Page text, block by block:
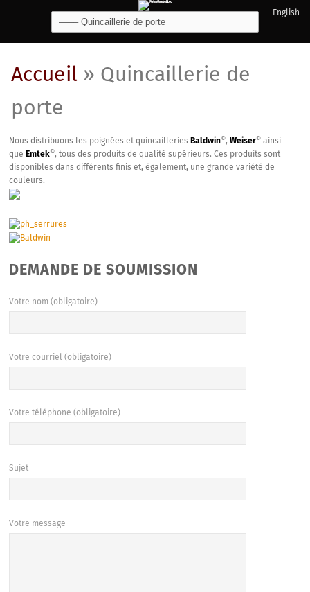
English
Accueil » Quincaillerie de
porte
Nous distribuons les poignées et quincailleries Baldwin©,Weiser© ainsi
que Emtek©, tous des produits de qualité supérieurs. Ces produits sont
disponibles dans différents finis et, également, une grande variété de
couleurs.
DEMANDE DE SOUMISSION
Votre nom (obligatoire)
Votre courriel (obligatoire)
Votre téléphone (obligatoire)
Sujet
Votre message